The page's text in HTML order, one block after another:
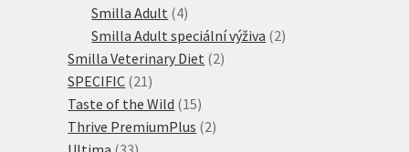
produktů
Smilla Adult 44
produkty
Smilla Adult speciální výživa 22
Smilla Veterinary Diet 22
SPECIFIC 21 21
produktů
Taste of the Wild 1515
produktů
Thrive PremiumPlus 22
33